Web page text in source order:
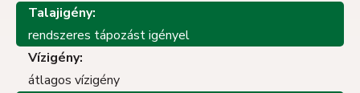
Talajigény:
rendszeres tápozást igényel
Vízigény:
átlagos vízigény